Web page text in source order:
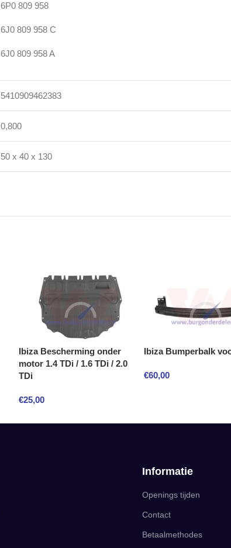
6P0 809 958
6J0 809 958 C
6J0 809 958 A
5410909462383
0,800
50 x 40 x 130
Ibiza Bescherming onder
motor 1.4 TDi / 1.6 TDi / 2.0
TDi
€25,00
Ibiza Bumperbalk
€60,00
Informatie
Openings tijden
Contact
Betaalmethodes